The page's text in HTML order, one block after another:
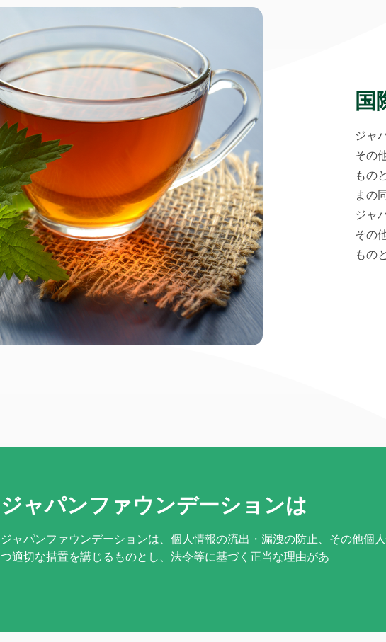
国
ジャ
その
もの
まの
ジャ
その
もの
ジャパンファウンデーションは
ジャパンファウンデーションは、個人情報の流出・漏洩の防止、その他個
つ適切な措置を講じるものとし、法令等に基づく正当な理由があ